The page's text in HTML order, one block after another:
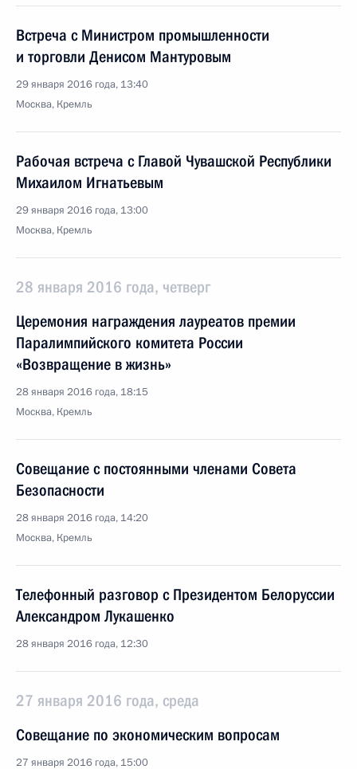
Встреча с Министром промышленности
и торговли Денисом Мантуровым
29 января 2016 года, 13:40
Москва, Кремль
Рабочая встреча с Главой Чувашской Республики
Михаилом Игнатьевым
29 января 2016 года, 13:00
Москва, Кремль
28 января 2016 года, четверг
Церемония награждения лауреатов премии
Паралимпийского комитета России
«Возвращение в жизнь»
28 января 2016 года, 18:15
Москва, Кремль
Совещание с постоянными членами Совета
Безопасности
28 января 2016 года, 14:20
Москва, Кремль
Телефонный разговор с Президентом Белоруссии
Александром Лукашенко
28 января 2016 года, 12:30
27 января 2016 года, среда
Совещание по экономическим вопросам
27 января 2016 года, 15:00